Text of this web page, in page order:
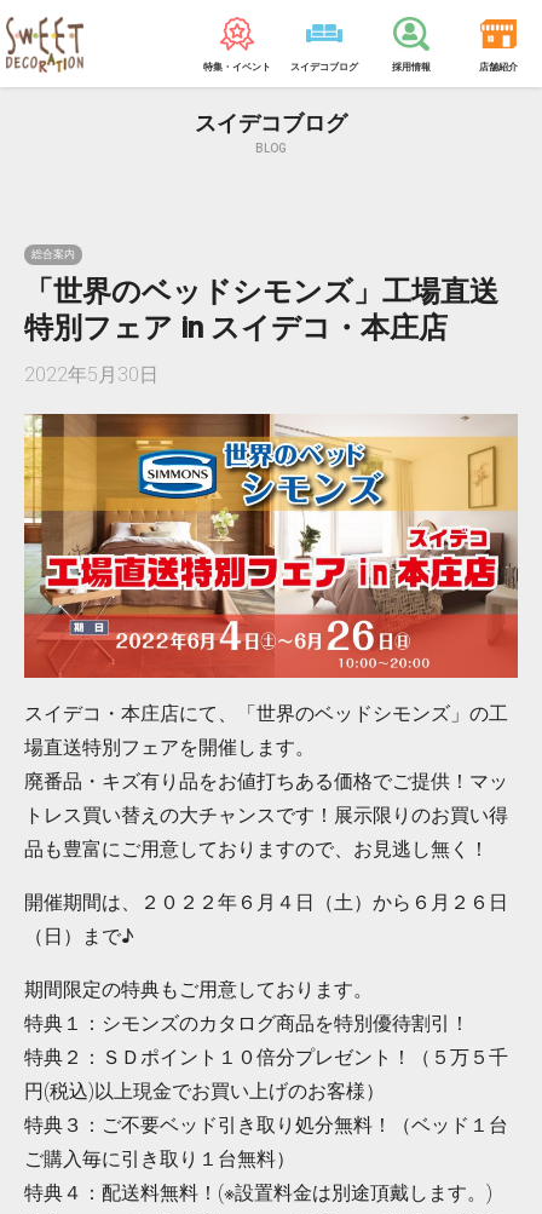
特集・イベント スイデコブログ 採用情報 店舗紹介
スイデコブログ
BLOG
総合案内
「世界のベッドシモンズ」工場直送
特別フェア in スイデコ・本庄店
2022年5月30日
スイデコ・本庄店にて、「世界のベッドシモンズ」の工
場直送特別フェアを開催します。
廃番品・キズ有り品をお値打ちある価格でご提供！マッ
トレス買い替えの大チャンスです！展示限りのお買い得
品も豊富にご用意しておりますので、お見逃し無く！
開催期間は、２０２２年６月４日（土）から６月２６日
（日）まで♪
期間限定の特典もご用意しております。
特典１：シモンズのカタログ商品を特別優待割引！
特典２：ＳＤポイント１０倍分プレゼント！（５万５千
円(税込)以上現金でお買い上げのお客様）
特典３：ご不要ベッド引き取り処分無料！（ベッド１台
ご購入毎に引き取り１台無料）
特典４：配送料無料！(※設置料金は別途頂戴します。)